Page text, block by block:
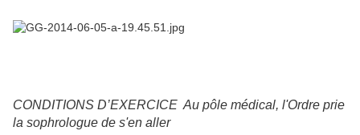
CONDITIONS D’EXERCICE Au pôle médical, l'Ordre prie
la sophrologue de s'en aller